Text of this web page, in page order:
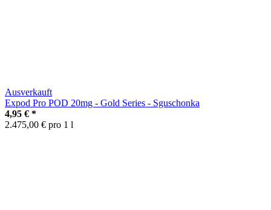
Ausverkauft
Expod Pro POD 20mg - Gold Series - Sguschonka
4,95 € *
2.475,00 € pro 1 l